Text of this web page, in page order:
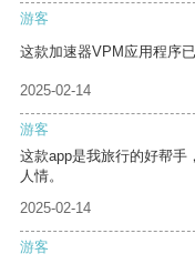
游客
这款加速器VPM应用程序
2025-02-14
游客
这款app是我旅行的好帮手
人情。
2025-02-14
游客